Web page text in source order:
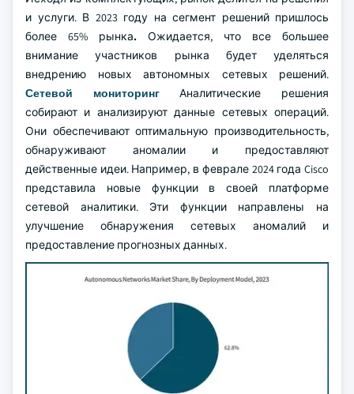
и услуги. В 2023 году на сегмент решений пришлось
более 65% рынка. Ожидается, что все большее
внимание участников рынка будет уделяться
внедрению новых автономных сетевых решений.
Сетевой мониторингАналитические решения
собирают и анализируют данные сетевых операций.
Они обеспечивают оптимальную производительность,
обнаруживают аномалии и предоставляют
действенные идеи. Например, в феврале 2024 года Cisco
представила новые функции в своей платформе
сетевой аналитики. Эти функции направлены на
улучшение обнаружения сетевых аномалий и
предоставление прогнозных данных.